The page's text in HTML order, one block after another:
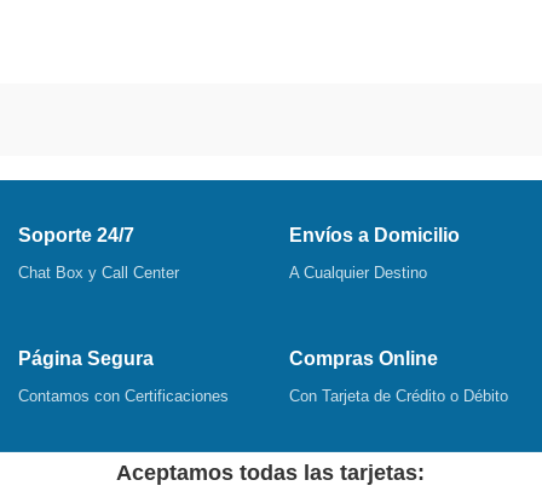
Soporte 24/7
Chat Box y Call Center
Envíos a Domicilio
A Cualquier Destino
Página Segura
Contamos con Certificaciones
Compras Online
Con Tarjeta de Crédito o Débito
Aceptamos todas las tarjetas: